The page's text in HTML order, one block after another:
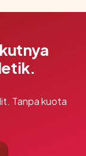
Tanpa kuota